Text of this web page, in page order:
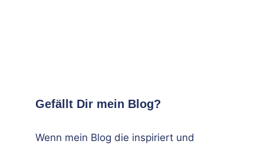
Gefällt Dir mein Blog?
Wenn mein Blog die inspiriert und